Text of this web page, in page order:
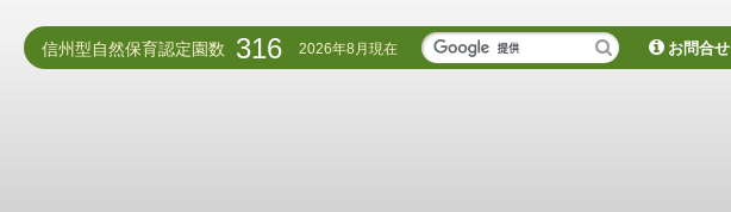
信州型自然保育認定園数 316 2026年8月現在 お問合せ